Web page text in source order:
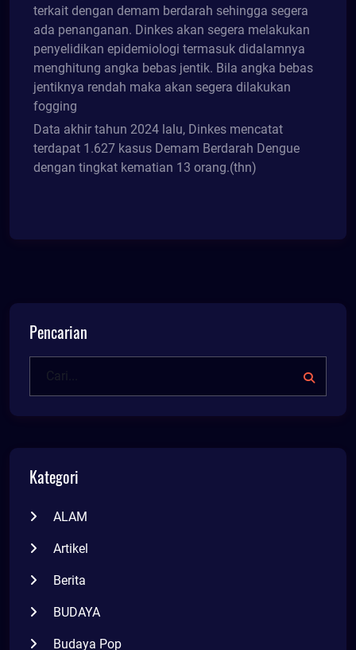
terkait dengan demam berdarah sehingga segera
ada penanganan. Dinkes akan segera melakukan
penyelidikan epidemiologi termasuk didalamnya
menghitung angka bebas jentik. Bila angka bebas
jentiknya rendah maka akan segera dilakukan
fogging
Data akhir tahun 2024 lalu, Dinkes mencatat
terdapat 1.627 kasus Demam Berdarah Dengue
dengan tingkat kematian 13 orang.(thn)
Pencarian
Kategori
ALAM
Artikel
Berita
BUDAYA
Budaya Pop